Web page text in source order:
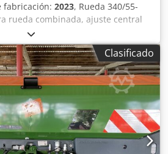
fabricación: 2023, Rueda 340/55-
rueda combinada, ajuste central
/ cuerpo de arado STU 40, reja
disco de corte Ø 500 dentado, 1
para iluminación / Dcsdpfst
Clasificado